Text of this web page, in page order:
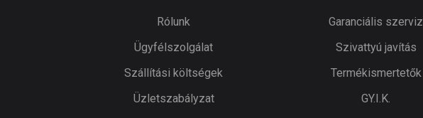
Rólunk
Ügyfélszolgálat
Szállítási költségek
Üzletszabályzat
Garanciális szerviz
Szivattyú javítás
Termékismertetők
GY.I.K.